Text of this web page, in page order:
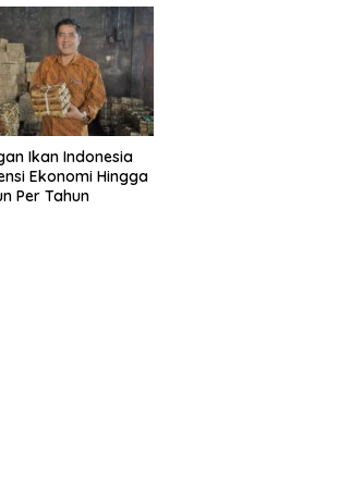
Ikan Indonesia
Ekonomi Hingga
Per Tahun